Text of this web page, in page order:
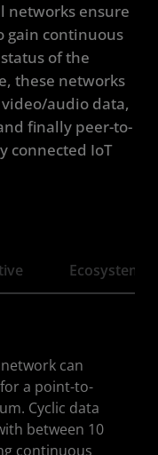
Solution Stack
networks ensure
gain continuous
of the
these networks
audio data,
finally peer-to-
connected IoT
Ecosystem
can
a point-to-
Cyclic data
between 10
continuous